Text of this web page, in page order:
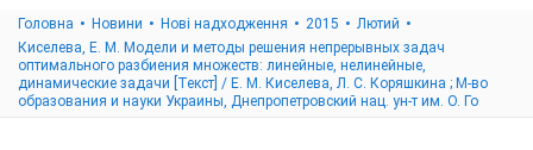
Головна Новини Нові надходження 2015
Лютий
Киселева, Е. М. Модели и методы решения непрерывных задач
оптимального разбиения множеств: линейные, нелинейные,
динамические задачи [Текст] / Е. М. Киселева, Л. С. Коряшкина ; М-во
образования и науки Украины, Днепропетровский нац. ун-т им. О. Го